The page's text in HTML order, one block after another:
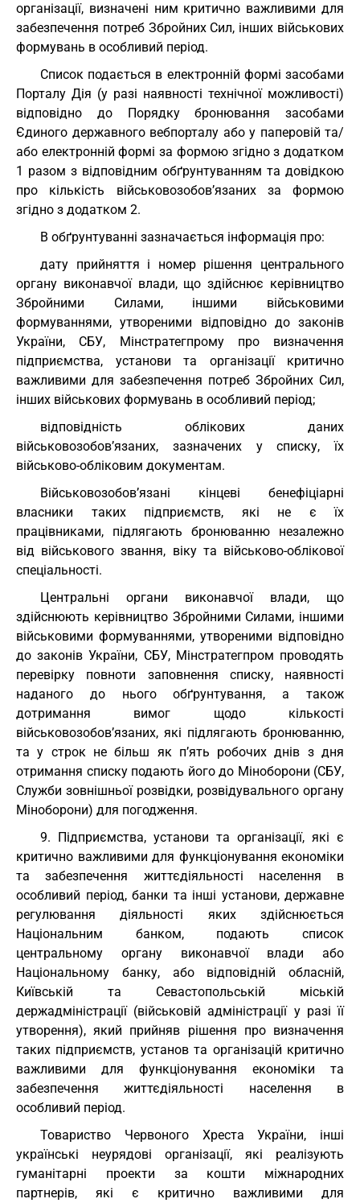
організації, визначені ним критично важливими для
забезпечення потреб Збройних Сил, інших військових
формувань в особливий період.
Список подається в електронній формі засобами
Порталу Дія (у разі наявності технічної можливості)
відповідно до Порядку бронювання засобами
Єдиного державного вебпорталу або у паперовій та/
або електронній формі за формою згідно з додатком
1 разом з відповідним обґрунтуванням та довідкою
про кількість військовозобов’язаних за формою
згідно з додатком 2.
В обґрунтуванні зазначається інформація про:
дату прийняття і номер рішення центрального
органу виконавчої влади, що здійснює керівництво
Збройними Силами, іншими військовими
формуваннями, утвореними відповідно до законів
України, СБУ, Мінстратегпрому про визначення
підприємства, установи та організації критично
важливими для забезпечення потреб Збройних Сил,
інших військових формувань в особливий період;
відповідність облікових даних
військовозобов’язаних, зазначених у списку, їх
військово-обліковим документам.
Військовозобов’язані кінцеві бенефіціарні
власники таких підприємств, які не є їх
працівниками, підлягають бронюванню незалежно
від військового звання, віку та військово-облікової
спеціальності.
Центральні органи виконавчої влади, що
здійснюють керівництво Збройними Силами, іншими
військовими формуваннями, утвореними відповідно
до законів України, СБУ, Мінстратегпром проводять
перевірку повноти заповнення списку, наявності
наданого до нього обґрунтування, а також
дотримання вимог щодо кількості
військовозобов’язаних, які підлягають бронюванню,
та у строк не більш як п’ять робочих днів з дня
отримання списку подають його до Міноборони (СБУ,
Служби зовнішньої розвідки, розвідувального органу
Міноборони) для погодження.
9. Підприємства, установи та організації, які є
критично важливими для функціонування економіки
та забезпечення життєдіяльності населення в
особливий період, банки та інші установи, державне
регулювання діяльності яких здійснюється
Національним банком, подають список
центральному органу виконавчої влади або
Національному банку, або відповідній обласній,
Київській та Севастопольській міській
держадміністрації (військовій адміністрації у разі її
утворення), який прийняв рішення про визначення
таких підприємств, установ та організацій критично
важливими для функціонування економіки та
забезпечення життєдіяльності населення в
особливий період.
Товариство Червоного Хреста України, інші
українські неурядові організації, які реалізують
гуманітарні проекти за кошти міжнародних
партнерів, які є критично важливими для